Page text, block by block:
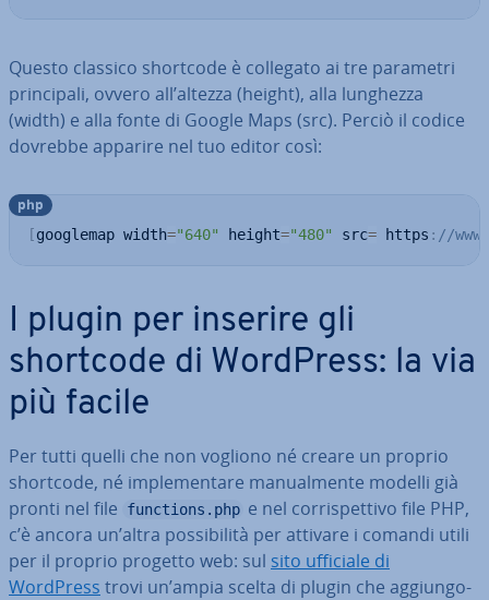
Questo classico shortcode è collegato ai tre parametri
prin­ci­pa­li, ovvero all’altezza (height), alla lunghezza
(width) e alla fonte di Google Maps (src). Perciò il codice
dovrebbe apparire nel tuo editor così:
[googlemap width="640" height="480" src= https : //
php
I plugin per inserire gli
shortcode di WordPress: la via
più facile
Per tutti quelli che non vogliono né creare un proprio
shortcode, né im­ple­men­ta­re ma­nual­men­te modelli già
pronti nel file
functions.php e nel cor­ri­spet­ti­vo file PHP,
c’è ancora un’altra pos­si­bi­li­tà per attivare i comandi utili
per il proprio progetto web: sul sito ufficiale di
WordPress trovi un’ampia scelta di plugin che ag­giun­go­